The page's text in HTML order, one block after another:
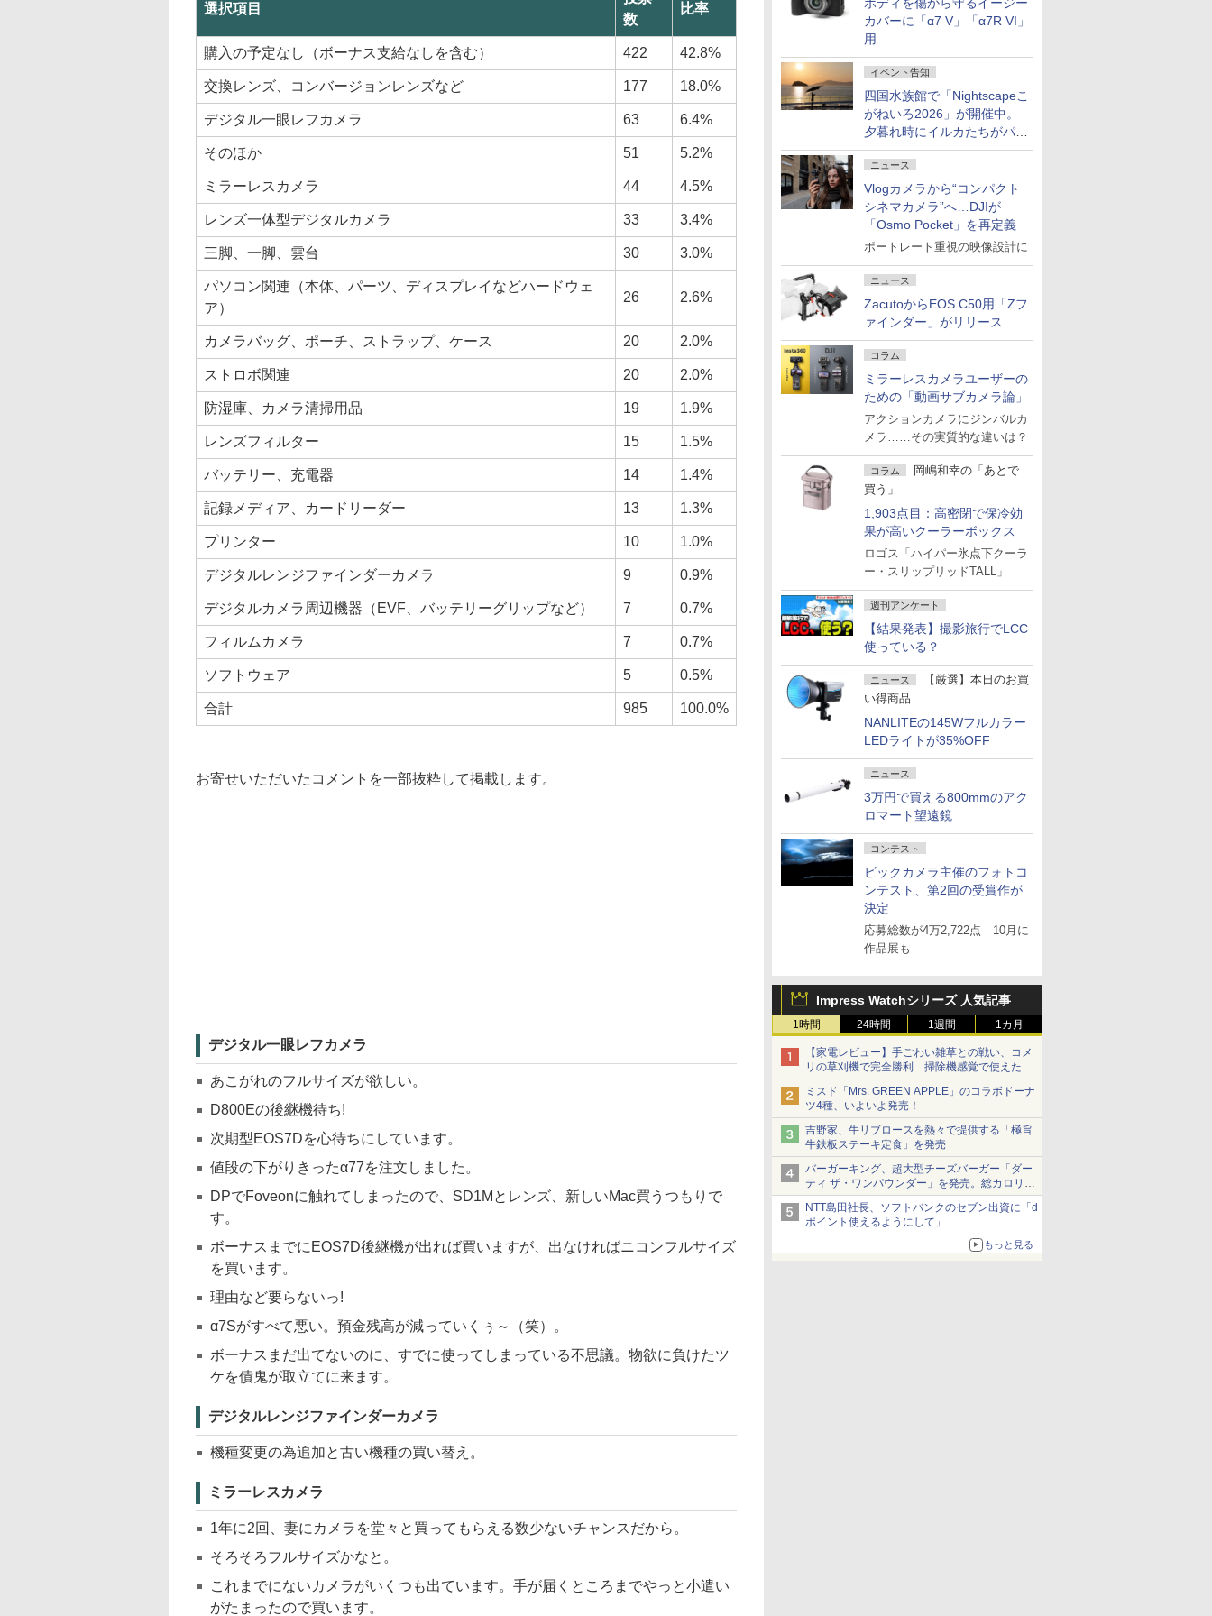
カバーに「α7 V」「α7R VI」
用
イベント告知
四国水族館で「Nightscapeこ
がねいろ2026」が開催中。
夕暮れ時にイルカたちがパフ
ォーマンスを繰り広げる
ニュース
Vlogカメラから“コンパクト
シネマカメラ”へ…DJIが
「Osmo Pocket」を再定義
ポートレート重視の映像設計に
ニュース
ZacutoからEOS C50用「Zフ
ァインダー」がリリース
コラム
ミラーレスカメラユーザーの
ための「動画サブカメラ論」
アクションカメラにジンバルカ
メラ……その実質的な違いは？
コラム
岡嶋和幸の「あとで
買う」
1,903点目：高密閉で保冷効
果が高いクーラーボックス
ロゴス「ハイパー氷点下クーラ
ー・スリップリッドTALL」
週刊アンケート
【結果発表】撮影旅行でLCC
使っている？
ニュース
【厳選】本日のお買
い得商品
NANLITEの145Wフルカラー
LEDライトが35%OFF
ニュース
3万円で買える800mmのアク
ロマート望遠鏡
コンテスト
ビックカメラ主催のフォトコ
ンテスト、第2回の受賞作が
決定
応募総数が4万2,722点 10月に
作品展も
Impress Watchシリーズ 人気記事
1時間 24時間 1週間 1カ月
【家電レビュー】手ごわい雑草との戦い、コメ
リの草刈機で完全勝利 掃除機感覚で使えた
ミスド「Mrs. GREEN APPLE」のコラボドーナ
ツ4種、いよいよ発売！
吉野家、牛リブロースを熱々で提供する「極旨
牛鉄板ステーキ定食」を発売
バーガーキング、超大型チーズバーガー「ダー
ティ ザ・ワンパウンダー」を発売。総カロリー
約1656kcal、総重量約527g！
NTT島田社長、ソフトバンクのセブン出資に「d
ポイント使えるようにして」
もっと見る
選択項目
数
比率
購入の予定なし（ボーナス支給なしを含む） 422 42.8%
交換レンズ、コンバージョンレンズなど 177 18.0%
デジタル一眼レフカメラ 63 6.4%
そのほか 51 5.2%
ミラーレスカメラ 44 4.5%
レンズ一体型デジタルカメラ 33 3.4%
三脚、一脚、雲台 30 3.0%
パソコン関連（本体、パーツ、ディスプレイなどハードウェ
ア）
26 2.6%
カメラバッグ、ポーチ、ストラップ、ケース 20 2.0%
ストロボ関連 20 2.0%
防湿庫、カメラ清掃用品 19 1.9%
レンズフィルター 15 1.5%
バッテリー、充電器 14 1.4%
記録メディア、カードリーダー 13 1.3%
プリンター 10 1.0%
デジタルレンジファインダーカメラ 9 0.9%
デジタルカメラ周辺機器（EVF、バッテリーグリップなど） 7 0.7%
フィルムカメラ 7 0.7%
ソフトウェア 5 0.5%
合計 985 100.0%
お寄せいただいたコメントを一部抜粋して掲載します。
デジタル一眼レフカメラ
あこがれのフルサイズが欲しい。
D800Eの後継機待ち!
次期型EOS7Dを心待ちにしています。
値段の下がりきったα77を注文しました。
DPでFoveonに触れてしまったので、SD1Mとレンズ、新しいMac買うつもりで
す。
ボーナスまでにEOS7D後継機が出れば買いますが、出なければニコンフルサイズ
を買います。
理由など要らないっ!
α7Sがすべて悪い。預金残高が減っていくぅ～（笑）。
ボーナスまだ出てないのに、すでに使ってしまっている不思議。物欲に負けたツ
ケを債鬼が取立てに来ます。
デジタルレンジファインダーカメラ
機種変更の為追加と古い機種の買い替え。
ミラーレスカメラ
1年に2回、妻にカメラを堂々と買ってもらえる数少ないチャンスだから。
そろそろフルサイズかなと。
これまでにないカメラがいくつも出ています。手が届くところまでやっと小遣い
がたまったので買います。